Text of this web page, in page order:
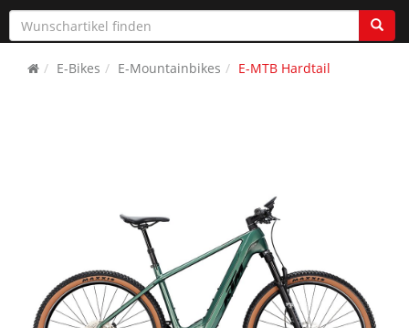
E-Bikes E-Mountainbikes E-MTB Hardtail